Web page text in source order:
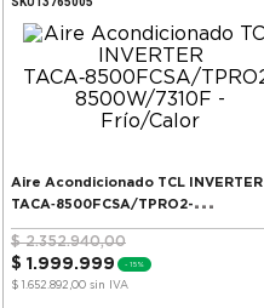
Aire Acondicionado TCL INVERTER
TACA‑8500FCSA/TPRO2-
8500W/7310F - Frío/Calor
$ 2.352.940,00
$ 1 .999.999 -15%
$ 1.652.892,00 sin IVA